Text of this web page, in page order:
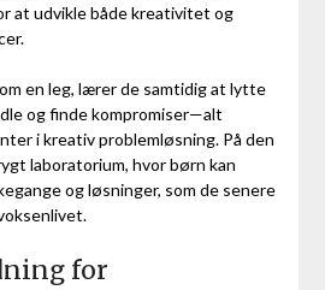
at udvikle både kreativitet og
en leg, lærer de samtidig at lytte
og finde kompromiser—alt
i kreativ problemløsning. På den
laboratorium, hvor børn kan
og løsninger, som de senere
for